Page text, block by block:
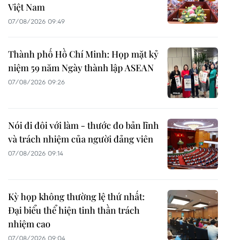
Việt Nam
07/08/2026 09:49
Thành phố Hồ Chí Minh: Họp mặt kỷ
niệm 59 năm Ngày thành lập ASEAN
07/08/2026 09:26
Nói đi đôi với làm - thước đo bản lĩnh
và trách nhiệm của người đảng viên
07/08/2026 09:14
Kỳ họp không thường lệ thứ nhất:
Đại biểu thể hiện tinh thần trách
nhiệm cao
07/08/2026 09:04